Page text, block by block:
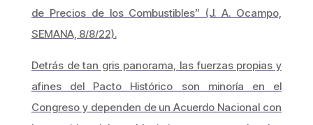
de Precios de los Combustibles” (J. A. Ocampo,
SEMANA, 8/8/22).
Detrás de tan gris panorama, las fuerzas propias y
afines del Pacto Histórico son minoría en el
Congreso y dependen de un Acuerdo Nacional con